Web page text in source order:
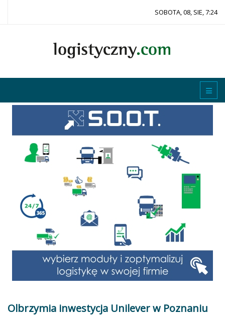
SOBOTA, 08, SIE, 7:24
Olbrzymia inwestycja Unilever w Poznaniu